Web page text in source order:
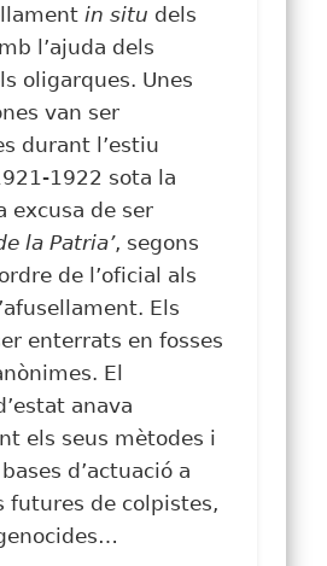
in situ dels
l’ajuda dels
oligarques. Unes
van ser
durant l’estiu
1922 sota la
excusa de ser
la Patria’, segons
de l’oficial als
Els
enterrats en fosses
El
anava
els seus mètodes i
d’actuació a
futures de colpistes,